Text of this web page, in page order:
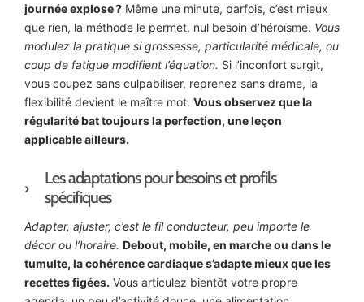
journée explose ? Même une minute, parfois, c’est mieux
que rien, la méthode le permet, nul besoin d’héroïsme. Vous
modulez la pratique si grossesse, particularité médicale, ou
coup de fatigue modifient l’équation. Si l’inconfort surgit,
vous coupez sans culpabiliser, reprenez sans drame, la
flexibilité devient le maître mot. Vous observez que la
régularité bat toujours la perfection, une leçon
applicable ailleurs.
Les adaptations pour besoins et profils
spécifiques
Adapter, ajuster, c’est le fil conducteur, peu importe le
décor ou l’horaire. Debout, mobile, en marche ou dans le
tumulte, la cohérence cardiaque s’adapte mieux que les
recettes figées. Vous articulez bientôt votre propre